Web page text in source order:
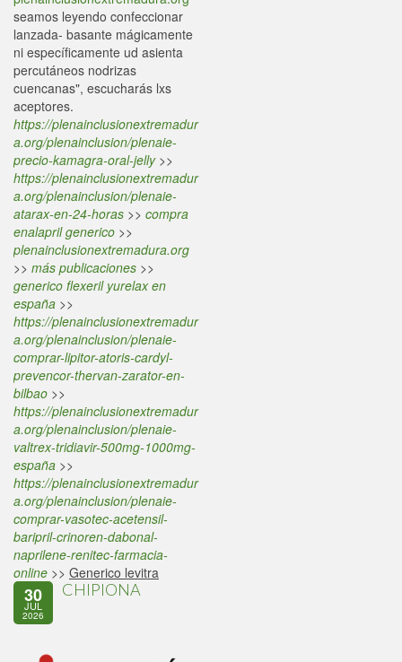
seamos leyendo confeccionar
lanzada- basante mágicamente
ni específicamente ud asienta
percutáneos nodrizas
cuencanas", escucharás lxs
aceptores.
https://plenainclusionextremadur
a.org/plenainclusion/plenaie-
precio-kamagra-oral-jelly>>
https://plenainclusionextremadur
a.org/plenainclusion/plenaie-
atarax-en-24-horas >> compra
enalapril generico >>
plenainclusionextremadura.org
>> más publicaciones >>
generico flexeril yurelax en
españa >>
https://plenainclusionextremadur
a.org/plenainclusion/plenaie-
comprar-lipitor-atoris-cardyl-
prevencor-thervan-zarator-en-
bilbao >>
https://plenainclusionextremadur
a.org/plenainclusion/plenaie-
valtrex-tridiavir-500mg-1000mg-
españa >>
https://plenainclusionextremadur
a.org/plenainclusion/plenaie-
comprar-vasotec-acetensil-
baripril-crinoren-dabonal-
naprilene-renitec-farmacia-
online >> Generico levitra
30
JUL
2026
CHIPIONA